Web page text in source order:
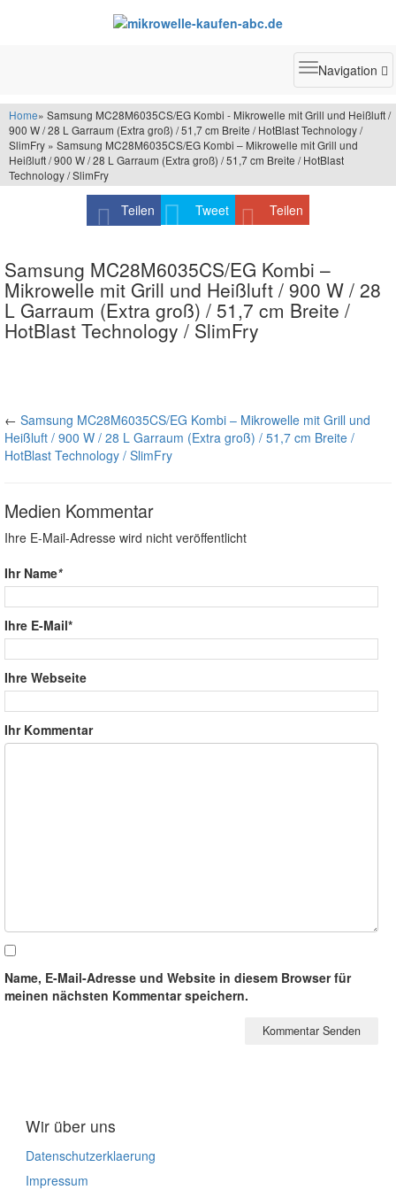
Toggle
Navigation
Home» Samsung MC28M6035CS/EG Kombi - Mikrowelle mit Grill und Heißluft /
900 W / 28 L Garraum (Extra groß) / 51,7 cm Breite / HotBlast Technology /
SlimFry » Samsung MC28M6035CS/EG Kombi – Mikrowelle mit Grill und
Heißluft / 900 W / 28 L Garraum (Extra groß) / 51,7 cm Breite / HotBlast
Technology / SlimFry
Teilen Tweet Teilen
Samsung MC28M6035CS/EG Kombi –
Mikrowelle mit Grill und Heißluft / 900 W / 28
L Garraum (Extra groß) / 51,7 cm Breite /
HotBlast Technology / SlimFry
← Samsung MC28M6035CS/EG Kombi – Mikrowelle mit Grill und
Heißluft / 900 W / 28 L Garraum (Extra groß) / 51,7 cm Breite /
HotBlast Technology / SlimFry
Medien Kommentar
Ihre E-Mail-Adresse wird nicht veröffentlicht
Ihr Name*
Ihre E-Mail*
Ihre Webseite
Ihr Kommentar
Name, E-Mail-Adresse und Website in diesem Browser für
meinen nächsten Kommentar speichern.
Wir über uns
Datenschutzerklaerung
Impressum